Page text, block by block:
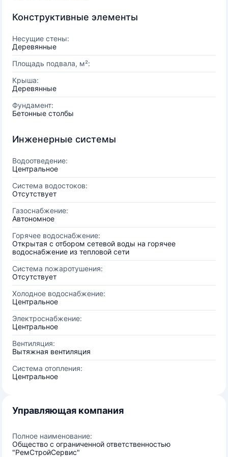
Конструктивные элементы
Несущие стены:
Деревянные
Площадь подвала, м²:
Крыша:
Деревянные
Фундамент:
Бетонные столбы
Инженерные системы
Водоотведение:
Центральное
Система водостоков:
Отсутствует
Газоснабжение:
Автономное
Горячее водоснабжение:
Открытая с отбором сетевой воды на горячее
водоснабжение из тепловой сети
Система пожаротушения:
Отсутствует
Холодное водоснабжение:
Центральное
Электроснабжение:
Центральное
Вентиляция:
Вытяжная вентиляция
Система отопления:
Центральное
Управляющая компания
Полное наименование:
Общество с ограниченной ответственностью
"РемСтройСервис"